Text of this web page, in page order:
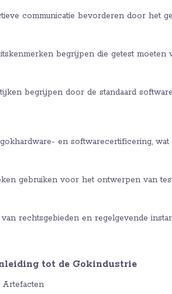
communicatie bevorderen door het
begrijpen die getest moeten
begrijpen door de standaard
en softwarecertificering,
gebruiken voor het ontwerpen van
rechtsgebieden en regelgevende
tot de Gokindustrie
Artefacten